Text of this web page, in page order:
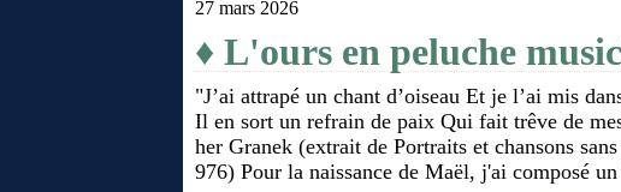
27 mars 2026
♦ L'ours en peluche
"J’ai attrapé un chant d’oiseau Et je l’ai mis
Il en sort un refrain de paix Qui fait trêve de
her Granek (extrait de Portraits et chansons
976) Pour la naissance de Maël, j'ai composé